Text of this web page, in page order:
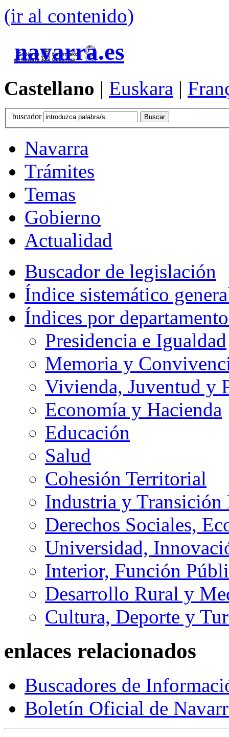
(ir al contenido)
navarra.es
Castellano | Euskara |
buscador
Navarra
Trámites
Temas
Gobierno
Actualidad
Buscador de legislación
Índice sistemático
Índices por
Presidencia e Igualdad
Memoria y
Vivienda, Juventud y
Economía y Hacienda
Educación
Salud
Cohesión Territorial
Industria y
Derechos Sociales,
Universidad,
Interior, Función
Desarrollo Rural y
Cultura, Deporte y
enlaces relacionados
Buscadores de
Boletín Oficial de